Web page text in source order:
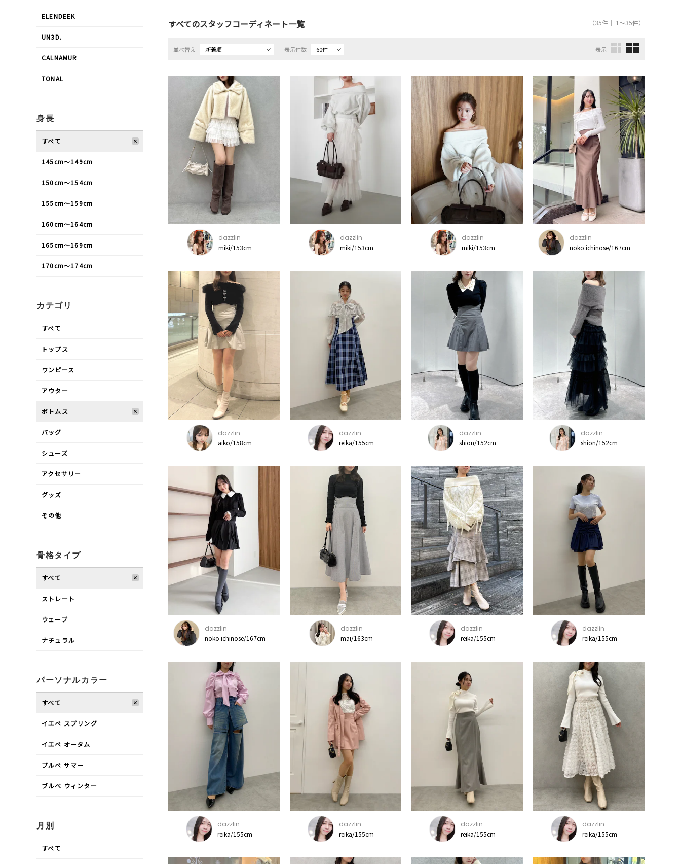
すべてのスタッフコーディネート一覧 （35件｜ 1～35件）
並べ替え 新着順 表示件数 60件 表示
dazzlin
miki/153cm
dazzlin
miki/153cm
dazzlin
miki/153cm
dazzlin
noko ichinose/167cm
dazzlin
aiko/158cm
dazzlin
reika/155cm
dazzlin
shion/152cm
dazzlin
shion/152cm
dazzlin
noko ichinose/167cm
dazzlin
mai/163cm
dazzlin
reika/155cm
dazzlin
reika/155cm
dazzlin
reika/155cm
dazzlin
reika/155cm
dazzlin
reika/155cm
dazzlin
reika/155cm
ELENDEEK
UN3D.
CALNAMUR
TONAL
身長
すべて
145cm〜149cm
150cm〜154cm
155cm〜159cm
160cm〜164cm
165cm〜169cm
170cm〜174cm
カテゴリ
すべて
トップス
ワンピース
アウター
ボトムス
バッグ
シューズ
アクセサリー
グッズ
その他
骨格タイプ
すべて
ストレート
ウェーブ
ナチュラル
パーソナルカラー
すべて
イエベ スプリング
イエベ オータム
ブルべ サマー
ブルべ ウィンター
月別
すべて